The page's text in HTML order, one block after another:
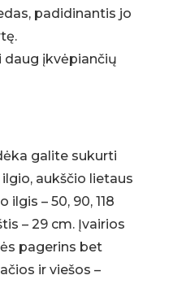
padidinantis jo
daug įkvėpiančių
galite sukurti
aukščio lietaus
– 50, 90, 118
– 29 cm. Įvairios
pagerins bet
ir viešos –